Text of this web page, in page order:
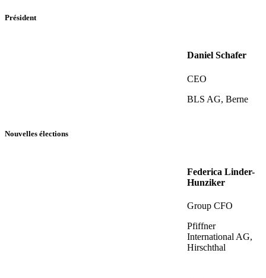
Président
Daniel Schafer
CEO
BLS AG, Berne
Nouvelles élections
Federica Linder-
Hunziker
Group CFO
Pfiffner
International AG,
Hirschthal